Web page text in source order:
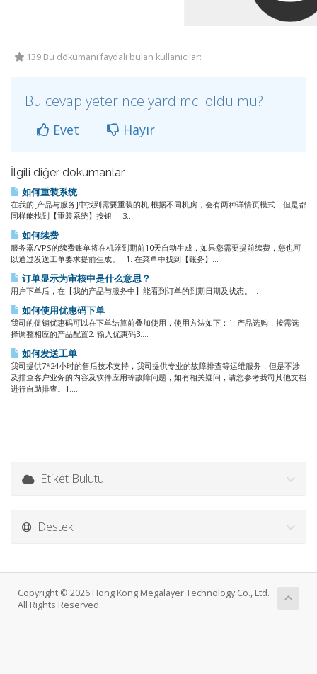
139 Bu dökümanı faydalı bulan kullanıcılar:
Bu cevap yeterince yardımcı oldu mu?
Evet Hayır
İlgili diğer dökümanlar
如何重装系统
在我的[产品与服务]中找到需要重装的机 根据不同机房，会有两种详情页模式，但是都
同样能找到【重装系统】按钮 3....
如何续费
服务器/VPS的续费账单将在机器到期前10天自动生成，如果您需要提前续费，您也可
以通过发送工单要求提前生成。 1. 在菜单中找到【账务】...
订单显示为审核中是什么意思？
用户下单后，在【我的产品与服务中】能看到订单的到期日期及状态。...
如何使用优惠码下单
我司的促销优惠码可以在下单结算前叠加使用，使用方法如下：1. 产品选购，按需选
择调整相应的产品配置2. 输入优惠码3....
如何发送工单
我司提供7*24小时的售后技术支持，我司提供专业的故障排查等运维服务，但是不涉
及排查客户业务的内容及软件应用等故障问题，如有相关疑问，请您参考我司其他文档
进行自助排查。1....
Etiket Bulutu
Destek
Copyright © 2026 Hong Kong Megalayer Technology Co., Ltd.
All Rights Reserved.